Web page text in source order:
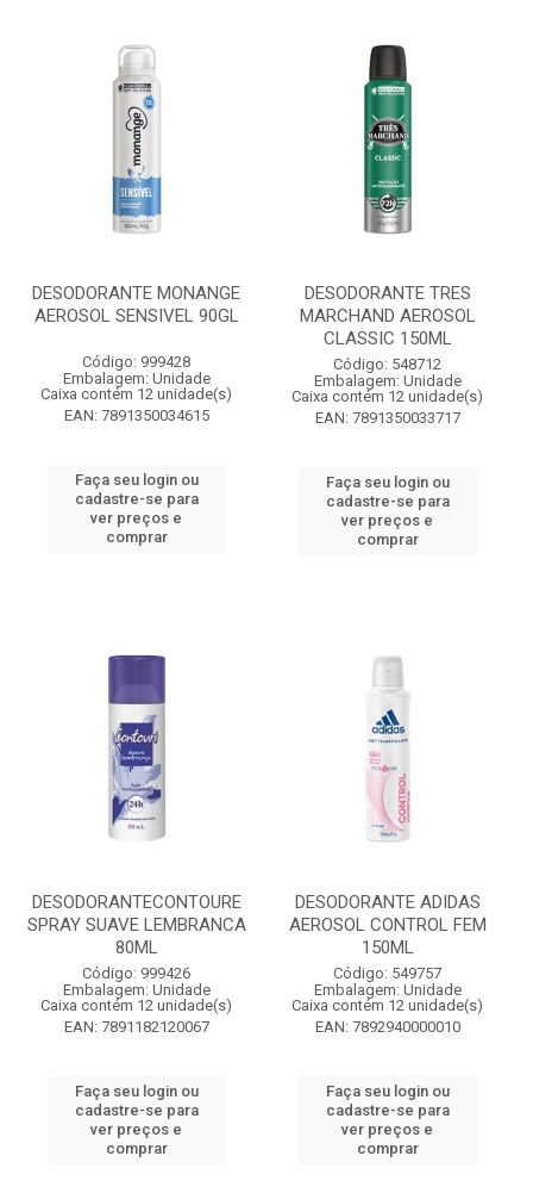
DESODORANTE MONANGE
AEROSOL SENSIVEL 90GL
Código: 999428
Embalagem: Unidade
Caixa contém 12 unidade(s)
EAN: 7891350034615
Faça seu login ou
cadastre-se para
ver preços e
comprar
DESODORANTE TRES
MARCHAND AEROSOL
CLASSIC 150ML
Código: 548712
Embalagem: Unidade
Caixa contém 12 unidade(s)
EAN: 7891350033717
Faça seu login ou
cadastre-se para
ver preços e
comprar
DESODORANTECONTOURE
SPRAY SUAVE LEMBRANCA
80ML
Código: 999426
Embalagem: Unidade
Caixa contém 12 unidade(s)
EAN: 7891182120067
Faça seu login ou
cadastre-se para
ver preços e
comprar
DESODORANTE ADIDAS
AEROSOL CONTROL FEM
150ML
Código: 549757
Embalagem: Unidade
Caixa contém 12 unidade(s)
EAN: 7892940000010
Faça seu login ou
cadastre-se para
ver preços e
comprar